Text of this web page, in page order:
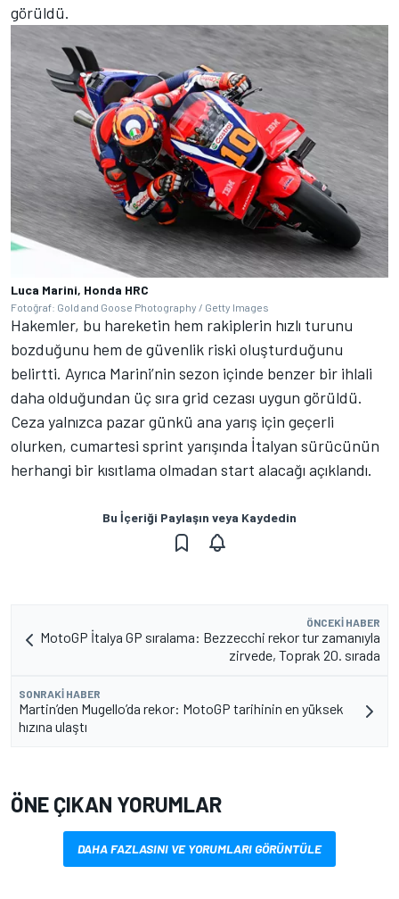
görüldü.
Luca Marini, Honda HRC
Fotoğraf: Gold and Goose Photography / Getty Images
Hakemler, bu hareketin hem rakiplerin hızlı turunu
bozduğunu hem de güvenlik riski oluşturduğunu
belirtti. Ayrıca Marini’nin sezon içinde benzer bir ihlali
daha olduğundan üç sıra grid cezası uygun görüldü.
Ceza yalnızca pazar günkü ana yarış için geçerli
olurken, cumartesi sprint yarışında İtalyan sürücünün
herhangi bir kısıtlama olmadan start alacağı açıklandı.
Bu İçeriği Paylaşın veya Kaydedin
ÖNCEKI HABER
MotoGP İtalya GP sıralama: Bezzecchi rekor tur zamanıyla
zirvede, Toprak 20. sırada
SONRAKI HABER
Martin’den Mugello’da rekor: MotoGP tarihinin en yüksek
hızına ulaştı
ÖNE ÇIKAN YORUMLAR
DAHA FAZLASINI VE YORUMLARI GÖRÜNTÜLE